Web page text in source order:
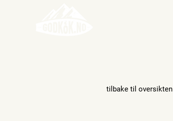
tilbake til oversikten